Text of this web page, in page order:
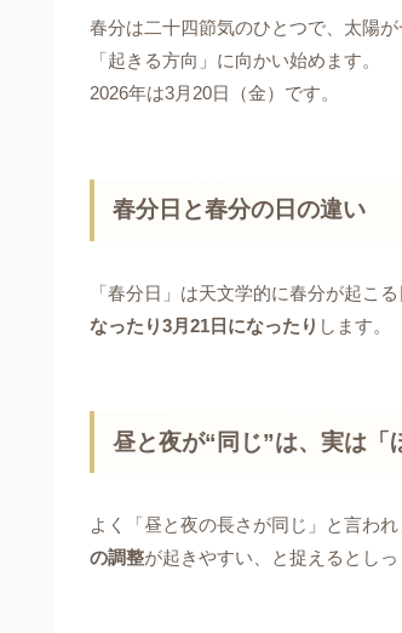
春分は二十四節気のひとつで、太陽
「起きる方向」に向かい始めます。
2026年は3月20日（金）です。
春分日と春分の日の違い
「春分日」は天文学的に春分が起こ
なったり3月21日になったり します。
昼と夜が“同じ”は、実は「
よく「昼と夜の長さが同じ」と言わ
の調整が起きやすい、と捉えるとしっ